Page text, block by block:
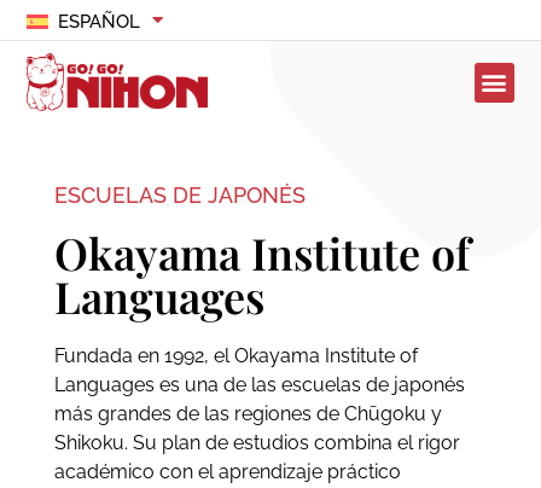
ESPAÑOL
ESCUELAS DE JAPONÉS
Okayama Institute of
Languages
Fundada en 1992, el Okayama Institute of
Languages es una de las escuelas de japonés
más grandes de las regiones de Chūgoku y
Shikoku. Su plan de estudios combina el rigor
académico con el aprendizaje práctico